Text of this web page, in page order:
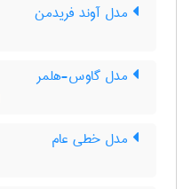
مدل آوند فریدمن
مدل گاوس-هلمر
مدل خطی عام